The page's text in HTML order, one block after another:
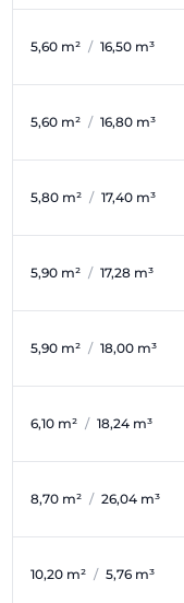
5,60 m² / 16,50 m³
5,60 m² / 16,80 m³
5,80 m² / 17,40 m³
5,90 m² / 17,28 m³
5,90 m² / 18,00 m³
6,10 m² / 18,24 m³
8,70 m² / 26,04 m³
10,20 m² / 5,76 m³